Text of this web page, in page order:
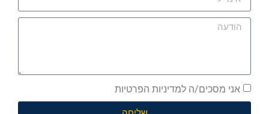
אני מסכים/ה למדיניות הפרטיות